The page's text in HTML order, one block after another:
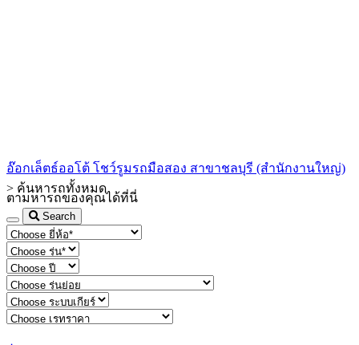
อ๊อกเล็ตธ์ออโต้ โชว์รูมรถมือสอง สาขาชลบุรี (สำนักงานใหญ่)
> ค้นหารถทั้งหมด
ตามหารถของคุณได้ที่นี่
Search